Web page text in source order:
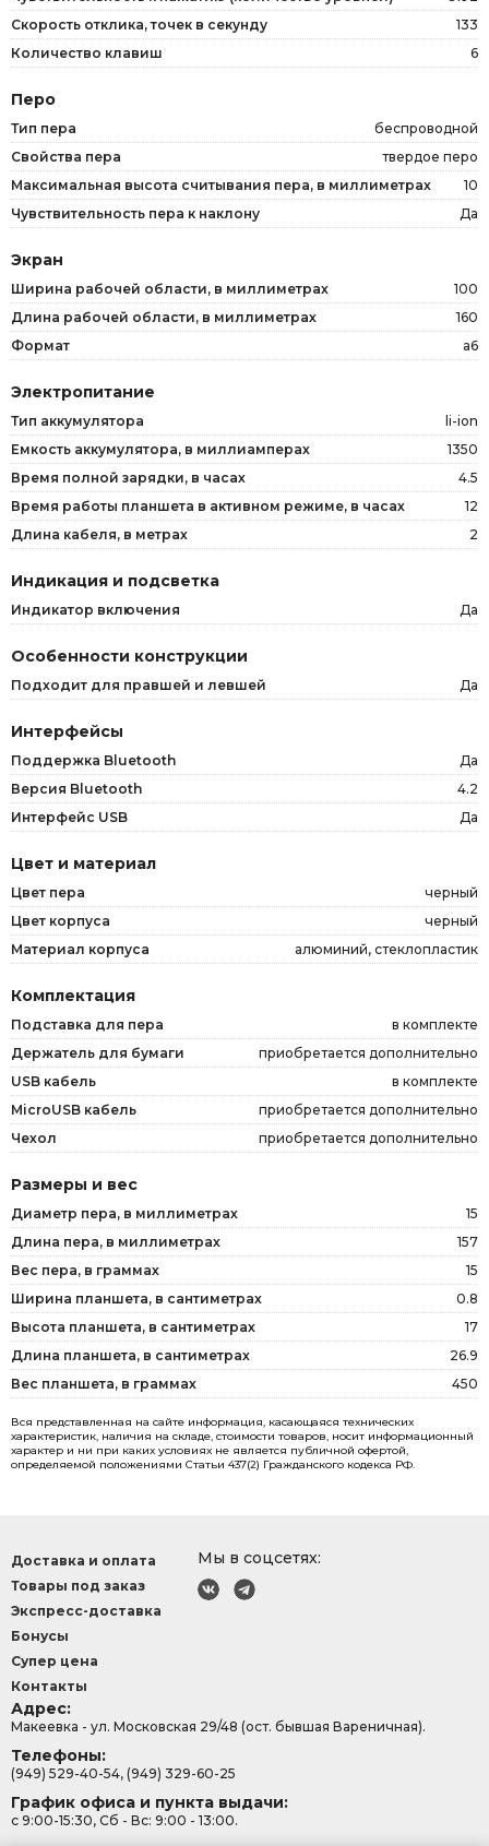
Скорость отклика, точек в секунду
133
Количество клавиш
6
Перо
Тип пера
беспроводной
Свойства пера
твердое перо
Максимальная высота считывания пера, в миллиметрах
10
Чувствительность пера к наклону
Да
Экран
Ширина рабочей области, в миллиметрах
100
Длина рабочей области, в миллиметрах
160
Формат
a6
Электропитание
Тип аккумулятора
li-ion
Емкость аккумулятора, в миллиамперах
1350
Время полной зарядки, в часах
4.5
Время работы планшета в активном режиме, в часах
12
Длина кабеля, в метрах
2
Индикация и подсветка
Индикатор включения Да
Особенности конструкции
Подходит для правшей и левшей Да
Интерфейсы
Поддержка Bluetooth
Да
Версия Bluetooth
4.2
Интерфейс USB
Да
Цвет и материал
Цвет пера
черный
Цвет корпуса
черный
Материал корпуса
алюминий, стеклопластик
Комплектация
Подставка для пера
в комплекте
Держатель для бумаги
приобретается дополнительно
USB кабель
в комплекте
MicroUSB кабель
приобретается дополнительно
Чехол
приобретается дополнительно
Размеры и вес
Диаметр пера, в миллиметрах
15
Длина пера, в миллиметрах
157
Вес пера, в граммах
15
Ширина планшета, в сантиметрах
0.8
Высота планшета, в сантиметрах
17
Длина планшета, в сантиметрах
26.9
Вес планшета, в граммах
450
Вся представленная на сайте информация, касающаяся технических
характеристик, наличия на складе, стоимости товаров, носит информационный
характер и ни при каких условиях не является публичной офертой,
определяемой положениями Статьи 437(2) Гражданского кодекса РФ.
Мы в соцсетях:
Доставка и оплата
Товары под заказ
Экспресс-доставка
Бонусы
Супер цена
Контакты
Адрес:
Макеевка - ул. Московская 29/48 (ост. бывшая Вареничная).
Телефоны:
(949) 529-40-54, (949) 329-60-25
График офиса и пункта выдачи:
с 9:00-15:30, Сб - Вс: 9:00 - 13:00.